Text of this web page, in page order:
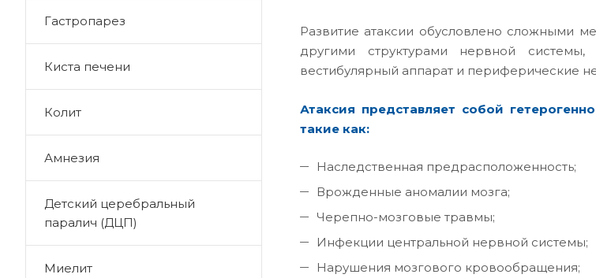
Развитие атаксии обусловлено сложными
другими структурами нервной
вестибулярный аппарат и периферические
Атаксия представляет собой
такие как:
Наследственная предрасположенность;
Врожденные аномалии мозга;
Черепно-мозговые травмы;
Инфекции центральной нервной системы;
Нарушения мозгового кровообращения;
Гастропарез
Киста печени
Колит
Амнезия
Детский церебральный
паралич (ДЦП)
Миелит